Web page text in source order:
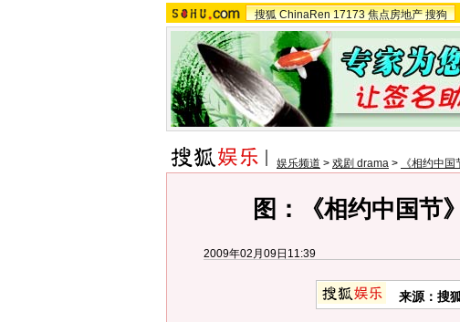
搜狐 ChinaRen 17173 焦点房地产 搜狗
娱乐频道 > 戏剧 drama > 《相约中
图：《相约中国节
2009年02月09日11:39
来源：搜